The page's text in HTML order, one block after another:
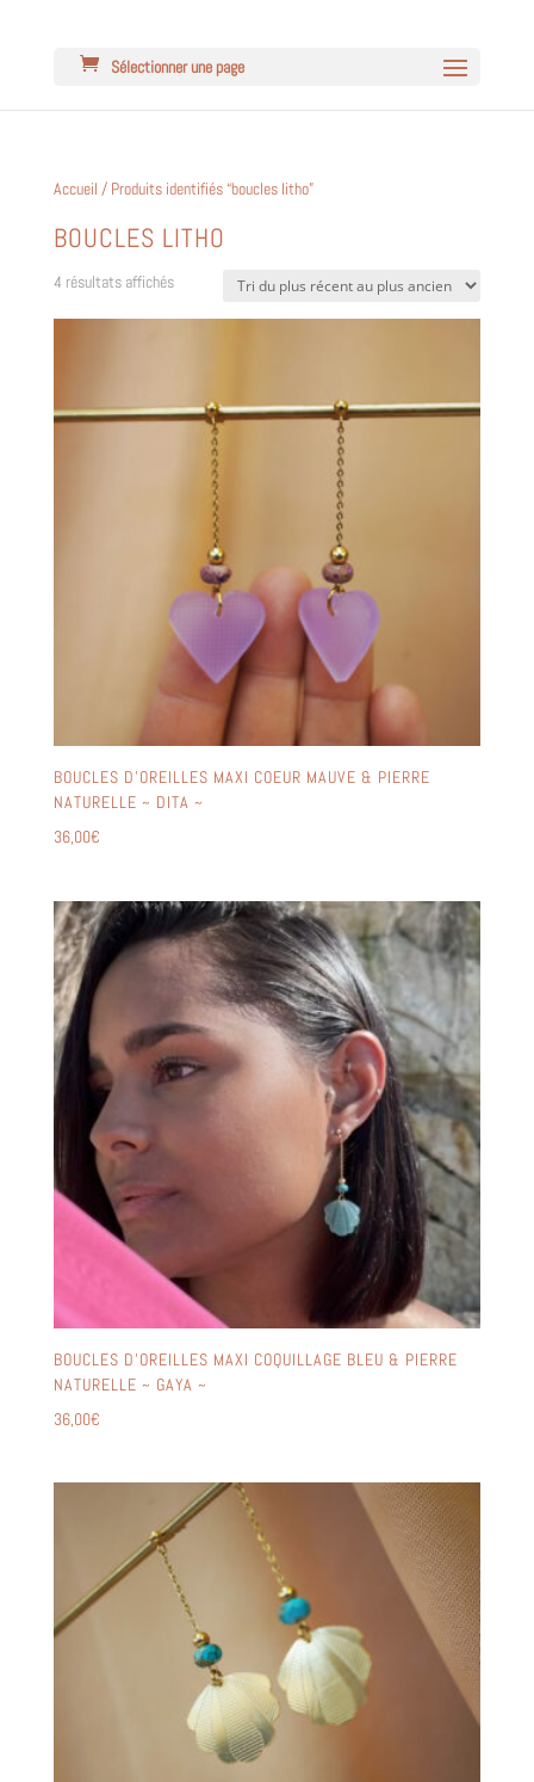
Sélectionner une page
Accueil / Produits identifiés “boucles litho”
BOUCLES LITHO
4 résultats affichésTrié
plus
ancien
BOUCLES D’OREILLES MAXI COEUR MAUVE & PIERRE
NATURELLE ~ DITA ~
36,00€
BOUCLES D’OREILLES MAXI COQUILLAGE BLEU & PIERRE
NATURELLE ~ GAYA ~
36,00€